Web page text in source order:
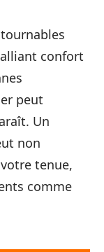
confort
peut
Un
non
tenue,
comme